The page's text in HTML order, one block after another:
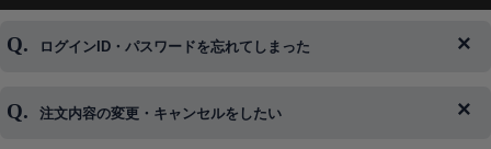
ログインID・パスワードを忘れてしまった
◆下記ページより、ログインIDの変更が可能です。
注文内容の変更・キャンセルをしたい